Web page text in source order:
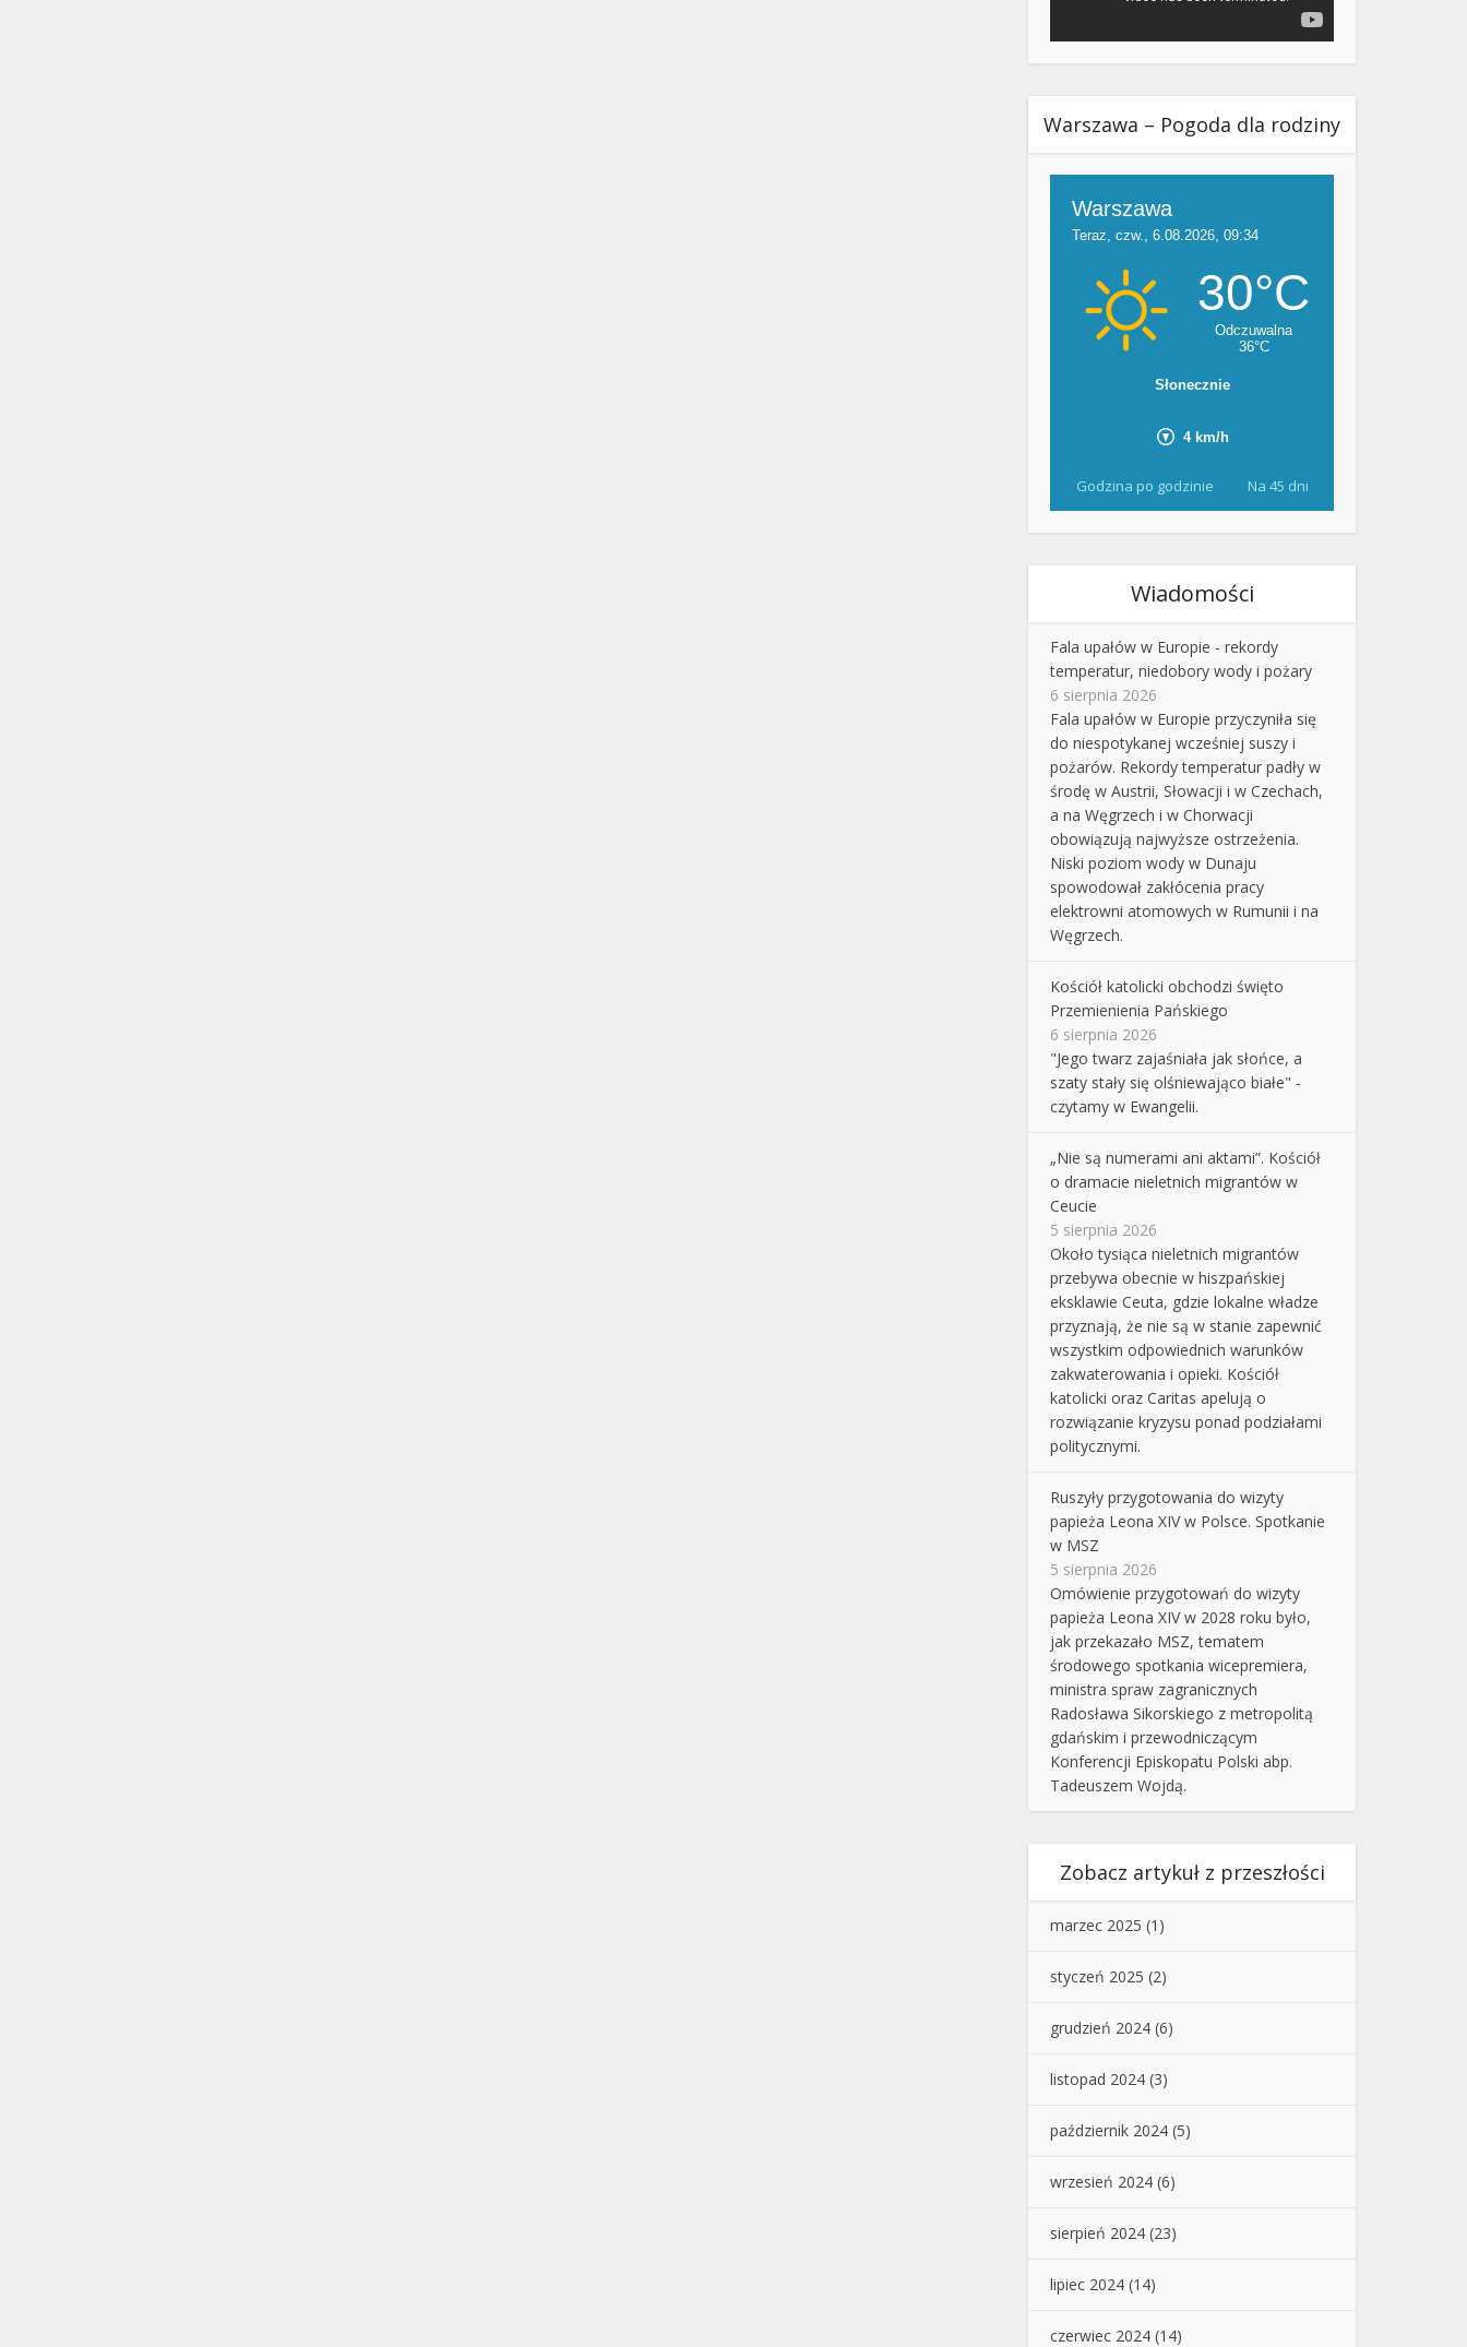
Warszawa – Pogoda dla rodziny
Godzina po godzinie Na 45 dni
Wiadomości
Fala upałów w Europie - rekordy
temperatur, niedobory wody i pożary
6 sierpnia 2026
Fala upałów w Europie przyczyniła się
do niespotykanej wcześniej suszy i
pożarów. Rekordy temperatur padły w
środę w Austrii, Słowacji i w Czechach,
a na Węgrzech i w Chorwacji
obowiązują najwyższe ostrzeżenia.
Niski poziom wody w Dunaju
spowodował zakłócenia pracy
elektrowni atomowych w Rumunii i na
Węgrzech.
Kościół katolicki obchodzi święto
Przemienienia Pańskiego
6 sierpnia 2026
"Jego twarz zajaśniała jak słońce, a
szaty stały się olśniewająco białe" -
czytamy w Ewangelii.
„Nie są numerami ani aktami”. Kościół
o dramacie nieletnich migrantów w
Ceucie
5 sierpnia 2026
Około tysiąca nieletnich migrantów
przebywa obecnie w hiszpańskiej
eksklawie Ceuta, gdzie lokalne władze
przyznają, że nie są w stanie zapewnić
wszystkim odpowiednich warunków
zakwaterowania i opieki. Kościół
katolicki oraz Caritas apelują o
rozwiązanie kryzysu ponad podziałami
politycznymi.
Ruszyły przygotowania do wizyty
papieża Leona XIV w Polsce. Spotkanie
w MSZ
5 sierpnia 2026
Omówienie przygotowań do wizyty
papieża Leona XIV w 2028 roku było,
jak przekazało MSZ, tematem
środowego spotkania wicepremiera,
ministra spraw zagranicznych
Radosława Sikorskiego z metropolitą
gdańskim i przewodniczącym
Konferencji Episkopatu Polski abp.
Tadeuszem Wojdą.
Zobacz artykuł z przeszłości
marzec 2025 (1)
styczeń 2025 (2)
grudzień 2024 (6)
listopad 2024 (3)
październik 2024 (5)
wrzesień 2024 (6)
sierpień 2024 (23)
lipiec 2024 (14)
czerwiec 2024 (14)